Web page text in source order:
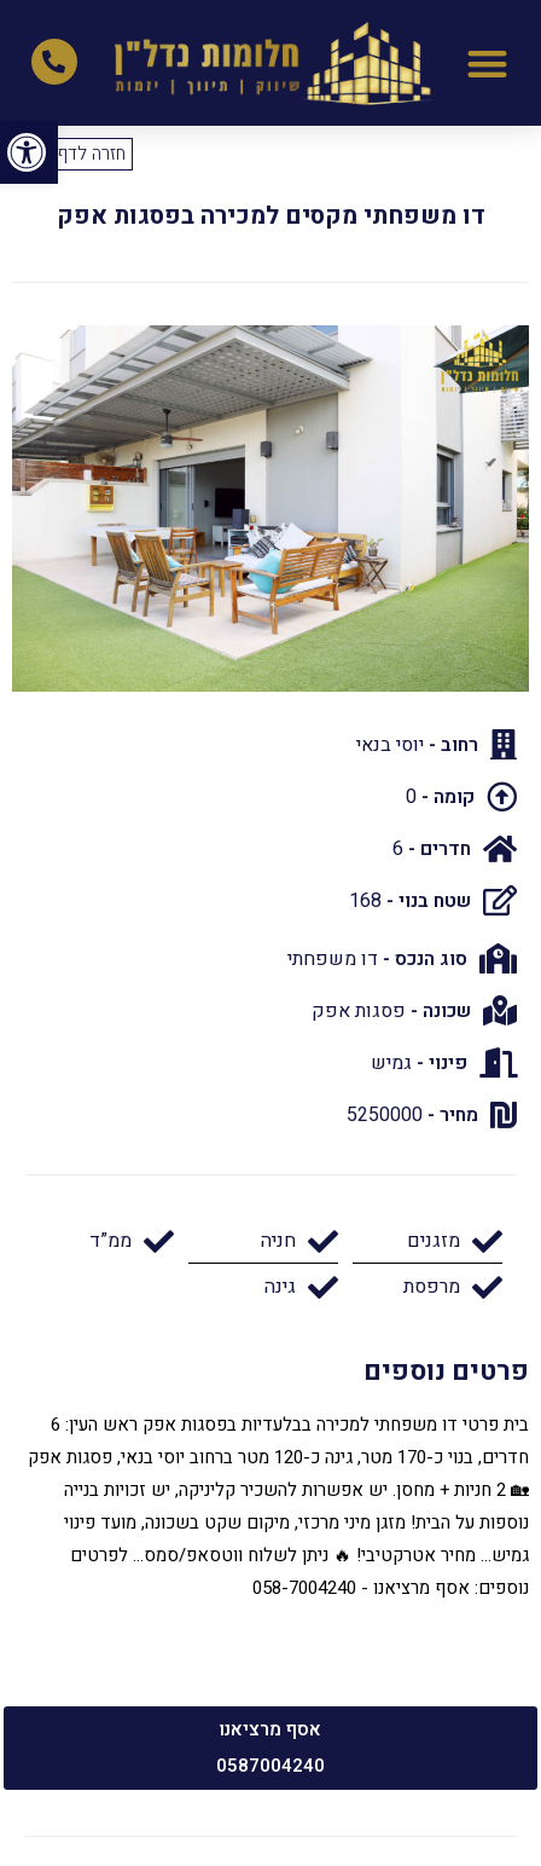
פתח סרגל נגישות
דו משפחתי מקסים למכירה בפסגות אפק
חזרה לדף הבית
רחוב - יוסי בנאי
קומה - 0
חדרים - 6
שטח בנוי - 168
סוג הנכס - דו משפחתי
שכונה - פסגות אפק
פינוי - גמיש
מחיר - 5250000
מזגנים חניה
ממ”ד
מרפסת
גינה
פרטים נוספים
בית פרטי דו משפחתי למכירה בבלעדיות בפסגות אפק ראש העין: 6
חדרים, בנוי כ-170 מטר, גינה כ-120 מטר ברחוב יוסי בנאי, פסגות אפק
🏡 2 חניות + מחסן. יש אפשרות להשכיר קליניקה, יש זכויות בנייה
נוספות על הבית! מזגן מיני מרכזי, מיקום שקט בשכונה, מועד פינוי
גמיש... מחיר אטרקטיבי! 🔥 ניתן לשלוח ווטסאפ/סמס... לפרטים
נוספים: אסף מרציאנו - 058-7004240
אסף מרציאנו
0587004240